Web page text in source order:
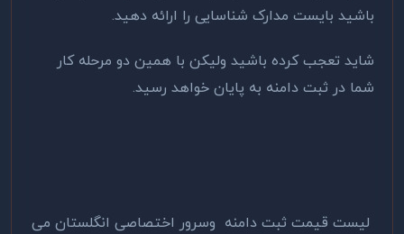
باشید بایست مدارک شناسایی را ارائه دهید.
شاید تعجب کرده باشید ولیکن با همین دو مرحله کار
شما در ثبت دامنه به پایان خواهد رسید.
لیست قیمت ثبت دامنه وسرور اختصاصی انگلستان می